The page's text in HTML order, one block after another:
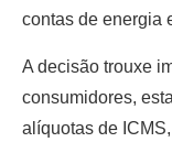
contas de energia
A decisão trouxe
consumidores,
alíquotas de